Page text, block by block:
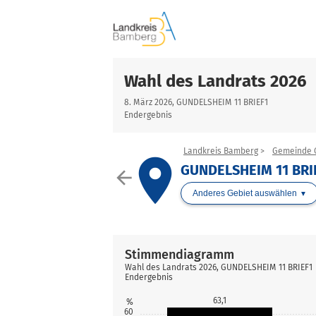
Wahl des Landrats 2026
8. März 2026, GUNDELSHEIM 11 BRIEF1
Endergebnis
arrow_backplace
Landkreis Bamberg Gemeinde
GUNDELSHEIM 11
Anderes Gebiet auswählen
60
% 63,1
Stimmendiagramm
Wahl des Landrats 2026, GUNDELSHEIM 11 BRIEF1
Endergebnis